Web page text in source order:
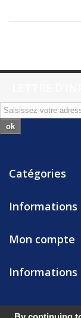
ok
Catégories
Informations
Mon compte
Informations